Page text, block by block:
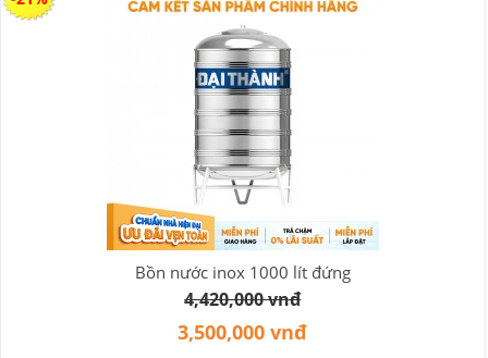
Bồn nước inox 1000 lít đứng
4,420,000 vnđ
3,500,000 vnđ